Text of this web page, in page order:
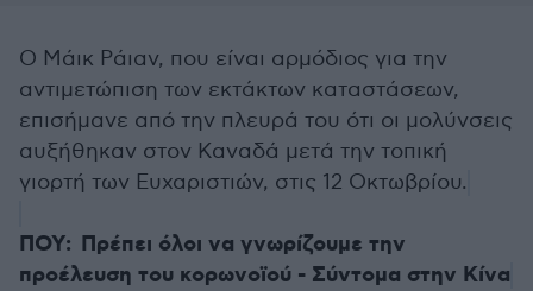
Ο Μάικ Ράιαν, που είναι αρμόδιος για την
αντιμετώπιση των εκτάκτων καταστάσεων,
επισήμανε από την πλευρά του ότι οι μολύνσεις
αυξήθηκαν στον Καναδά μετά την τοπική
γιορτή των Ευχαριστιών, στις 12 Οκτωβρίου.
ΠΟΥ: Πρέπει όλοι να γνωρίζουμε την
προέλευση του κορωνοϊού - Σύντομα στην Κίνα